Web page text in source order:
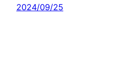
2024/09/25